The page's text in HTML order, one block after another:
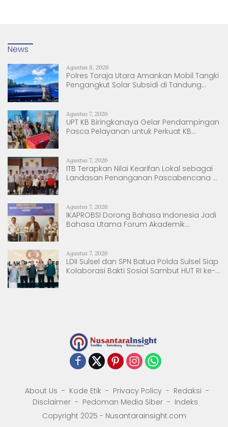
News
Agustus 8, 2026
Polres Toraja Utara Amankan Mobil Tangki
Pengangkut Solar Subsidi di Tandung
Agustus 7, 2026
UPT KB Biringkanaya Gelar Pendampingan
Pasca Pelayanan untuk Perkuat KB
Agustus 7, 2026
ITB Terapkan Nilai Kearifan Lokal sebagai
Landasan Penanganan Pascabencana di
Agustus 7, 2026
IKAPROBSI Dorong Bahasa Indonesia Jadi
Bahasa Utama Forum Akademik
Agustus 7, 2026
LDII Sulsel dan SPN Batua Polda Sulsel Siap
Kolaborasi Bakti Sosial Sambut HUT RI ke-
About Us Kode Etik Privacy Policy
Redaksi
Disclaimer
Pedoman Media Siber
Indeks
Copyright 2025 - Nusantarainsight.com